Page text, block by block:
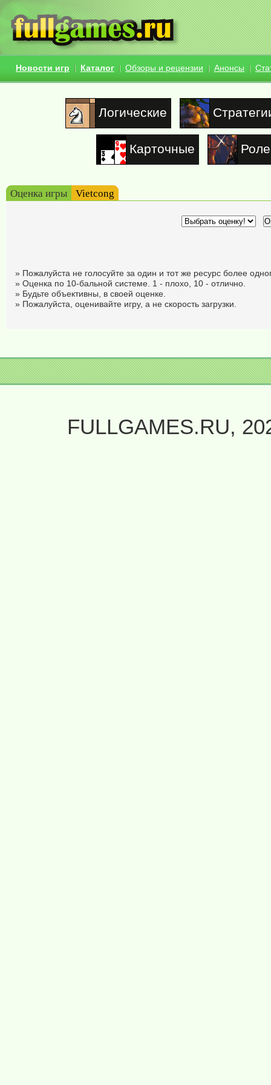
Новости игр Каталог Обзоры и рецензии Анонсы
Логические
Карточные
Оценка игры Vietcong
» Пожалуйста не голосуйте за один и тот же ресурс более
» Оценка по 10-бальной системе. 1 - плохо, 10 - отлично.
» Будьте объективны, в своей оценке.
» Пожалуйста, оценивайте игру, а не скорость загрузки.
FULLGAMES.RU,